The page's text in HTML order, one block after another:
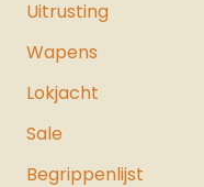
Uitrusting
Wapens
Lokjacht
Sale
Begrippenlijst